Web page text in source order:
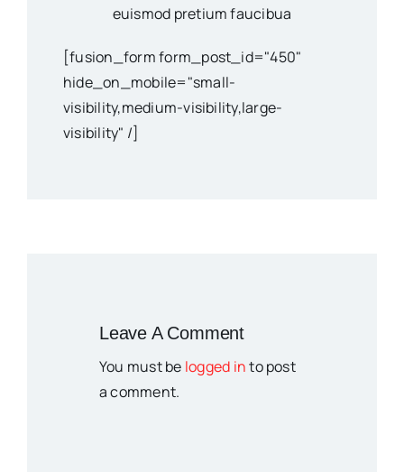
euismod pretium faucibua
[fusion_form form_post_id="450"
hide_on_mobile="small-
visibility,medium-visibility,large-
visibility" /]
Leave A Comment
You must be logged into post
a comment.